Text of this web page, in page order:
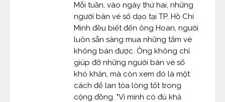
Mỗi tuần, vào ngày thứ hai, những
người bán vé số dạo tại TP. Hồ Chí
Minh đều biết đến ông Hoan, người
luôn sẵn sàng mua những tấm vé
không bán được. Ông không chỉ
giúp đỡ những người bán vé số
khó khăn, mà còn xem đó là một
cách để lan tỏa lòng tốt trong
cộng đồng. "Vì mình có đủ khả